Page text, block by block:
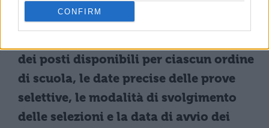
CONFIRM
informazioni operative necessarie.
dei posti disponibili per ciascun ordine
di scuola, le date precise delle prove
selettive, le modalità di svolgimento
delle selezioni e la data di avvio dei